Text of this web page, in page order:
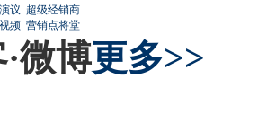
议 超级经销商
频 营销点将堂
微博更多>>